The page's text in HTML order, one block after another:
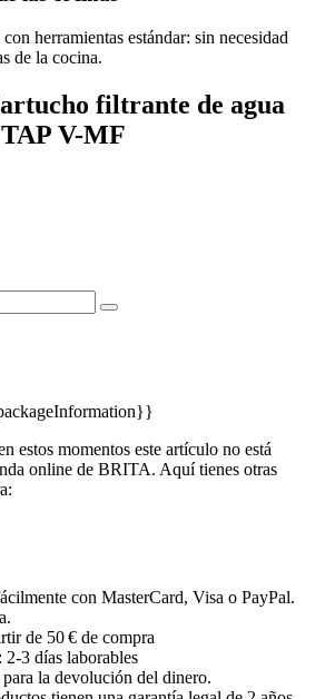
herramientas estándar: sin necesidad
de la cocina.
filtrante de agua
V-MF
estos momentos este artículo no está
online de BRITA. Aquí tienes otras
con MasterCard, Visa o PayPal.
de 50 € de compra
2-3 días laborables
la devolución del dinero.